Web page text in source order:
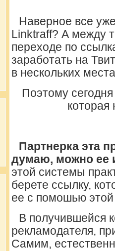
Наверное все
Linktraff? А между
переходе по
заработать на
в нескольких
Поэтому
Партнерка эта
думаю, можно ее
этой системы
берете ссылку,
ее с помошью
В получившейся
рекламодателя,
Самим,